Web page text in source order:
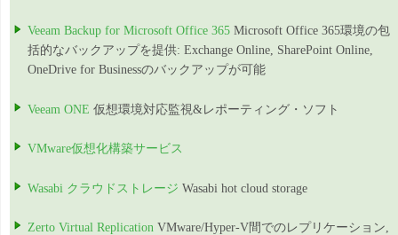
Veeam Backup for Microsoft Office 365 Microsoft Office 365環境の包
括的なバックアップを提供: Exchange Online, SharePoint Online,
OneDrive for Businessのバックアップが可能
Veeam ONE 仮想環境対応監視&レポーティング・ソフト
VMware仮想化構築サービス
Wasabi クラウドストレージ Wasabi hot cloud storage
Zerto Virtual Replication VMware/Hyper-V間でのレプリケーション,